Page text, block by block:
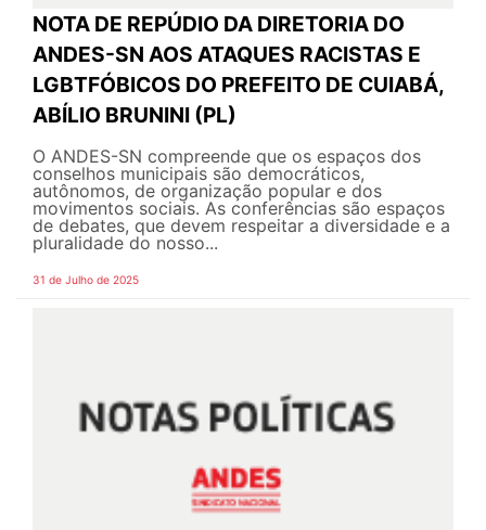
NOTA DE REPÚDIO DA DIRETORIA DO
ANDES-SN AOS ATAQUES RACISTAS E
LGBTFÓBICOS DO PREFEITO DE CUIABÁ,
ABÍLIO BRUNINI (PL)
O ANDES-SN compreende que os espaços dos
conselhos municipais são democráticos,
autônomos, de organização popular e dos
movimentos sociais. As conferências são espaços
de debates, que devem respeitar a diversidade e a
pluralidade do nosso...
31 de Julho de 2025